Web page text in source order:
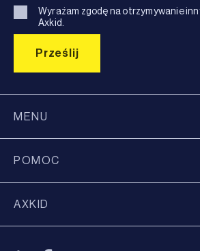
Wyrażam zgodę na otrzymywanie
Axkid.
MENU
POMOC
AXKID